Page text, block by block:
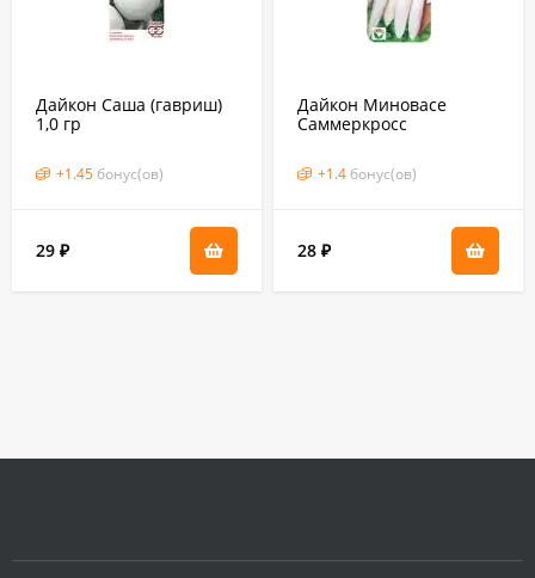
Дайкон Саша (гавриш)
1,0 гр
+1.45 бонус(ов)
29 ₽
Дайкон Миновасе
Саммеркросс
+1.4 бонус(ов)
28 ₽